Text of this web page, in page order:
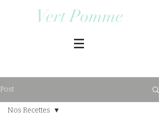
Vert Pomme
Post
Nos Recettes